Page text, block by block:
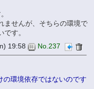
ませんが、そちらの環境で
す。
19:58 No.237
の環境依存ではないのです